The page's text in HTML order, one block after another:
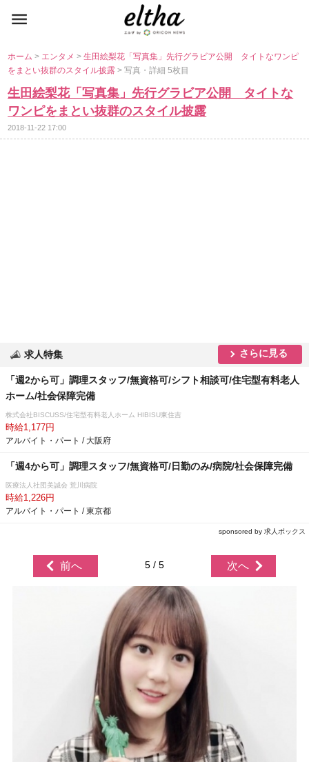
ホーム> エンタメ>生田絵梨花「写真集」先行グラビア公開 タイトなワンピ
をまとい抜群のスタイル披露> 写真・詳細 5枚目
生田絵梨花「写真集」先行グラビア公開 タイトな
ワンピをまとい抜群のスタイル披露
2018-11-22 17:00
求人特集 さらに見る
「週2から可」調理スタッフ/無資格可/シフト相談可/住宅型有料老人
ホーム/社会保障完備
株式会社BISCUSS/住宅型有料老人ホーム HIBISU東住吉
時給1,177円
アルバイト・パート / 大阪府
「週4から可」調理スタッフ/無資格可/日勤のみ/病院/社会保障完備
医療法人社団美誠会 荒川病院
時給1,226円
アルバイト・パート / 東京都
sponsored by 求人ボックス
前へ 5 / 5 次へ